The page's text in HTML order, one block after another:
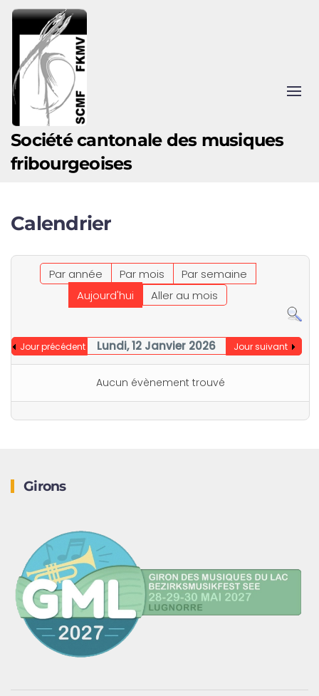
Accéder au contenu principal
Société cantonale des musiques
fribourgeoises
Calendrier
Par année Par mois
Par semaine
Aujourd'hui
Aller au mois
Jour précédent Lundi, 12 Janvier 2026 Jour suivant
Aucun évènement trouvé
Girons